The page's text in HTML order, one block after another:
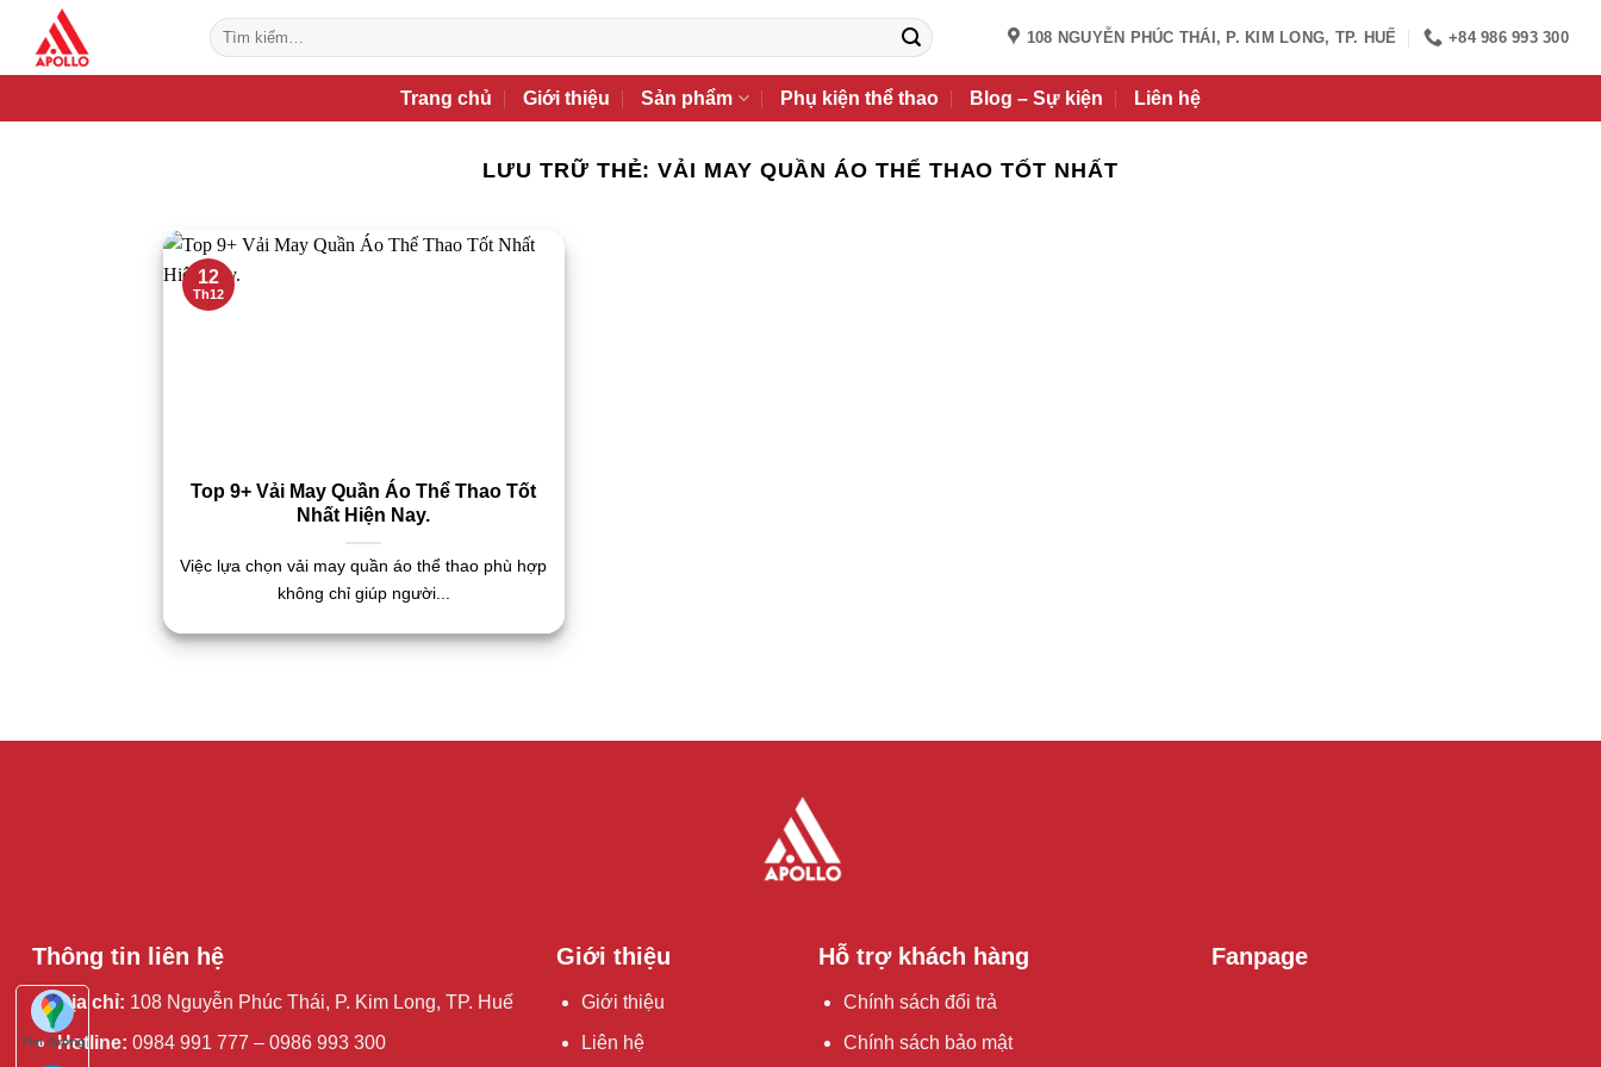
nội
Tìm
kiếm:
108 NGUYỄN PHÚC THÁI, P. KIM LONG, TP. HUẾ +84 986 993 300
Trang chủ Giới thiệu Sản phẩm Phụ kiện thể thao Blog – Sự kiện Liên hệ
LƯU TRỮ THẺ:VẢI MAY QUẦN ÁO THỂ THAO TỐT NHẤT
Top 9+ Vải May Quần Áo Thể Thao Tốt
Nhất Hiện Nay.
Việc lựa chọn vải may quần áo thể thao phù hợp
không chỉ giúp người...
12
Th12
Thông tin liên hệ
Địa chỉ: 108 Nguyễn Phúc Thái, P. Kim Long, TP. Huế
Hotline: 0984 991 777 – 0986 993 300
Giới thiệu
Giới thiệu
Liên hệ
Hỗ trợ khách hàng
Chính sách đổi trả
Chính sách bảo mật
Fanpage
Tìm đường